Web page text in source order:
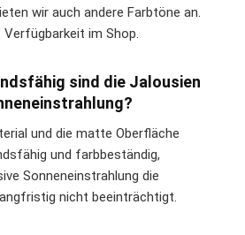
wir auch andere Farbtöne an.
im Shop.
sind die Jalousien
und die matte Oberfläche
und farbbeständig,
Sonneneinstrahlung die
nicht beeinträchtigt.